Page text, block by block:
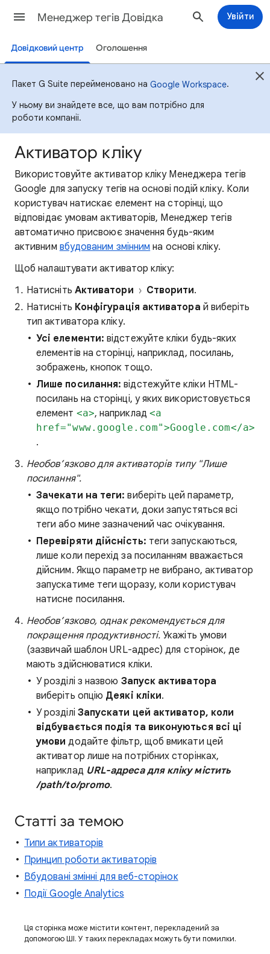
Менеджер тегів Довідка Увійти
Довідковий центр Оголошення
Пакет G Suite перейменовано на Google Workspace.
У ньому ви знайдете все, що вам потрібно для
роботи компанії.
Активатор кліку
Використовуйте активатор кліку Менеджера тегів
Google для запуску тегів на основі подій кліку. Коли
користувач натискає елемент на сторінці, що
відповідає умовам активаторів, Менеджер тегів
автоматично присвоює значення будь-яким
активним вбудованим змінним на основі кліку.
Щоб налаштувати активатор кліку:
Натисніть Активатори Створити.
Натисніть Конфігурація активатора й виберіть
тип активатора кліку.
Усі елементи: відстежуйте кліки будь-яких
елементів на сторінці, наприклад, посилань,
зображень, кнопок тощо.
Лише посилання: відстежуйте кліки HTML-
посилань на сторінці, у яких використовується
елемент <a>, наприклад <a
href="www.google.com">Google.com</a>
.
Необов’язково для активаторів типу "Лише
посилання".
Зачекати на теги: виберіть цей параметр,
якщо потрібно чекати, доки запустяться всі
теги або мине зазначений час очікування.
Перевіряти дійсність: теги запускаються,
лише коли перехід за посиланням вважається
дійсним. Якщо параметр не вибрано, активатор
запускатиме теги щоразу, коли користувач
натисне посилання.
Необов’язково, однак рекомендується для
покращення продуктивності. Укажіть умови
(зазвичай шаблон URL-адрес) для сторінок, де
мають здійснюватися кліки.
У розділі з назвою Запуск активатора
виберіть опцію Деякі кліки.
У розділі Запускати цей активатор, коли
відбувається подія та виконуються всі ці
умови додайте фільтр, щоб вмикати цей
активатор лише на потрібних сторінках,
наприклад URL-адреса для кліку містить
/path/to/promo.
Статті за темою
Типи активаторів
Принцип роботи активаторів
Вбудовані змінні для веб-сторінок
Події Google Analytics
Ця сторінка може містити контент, перекладений за
допомогою ШІ. У таких перекладах можуть бути помилки.